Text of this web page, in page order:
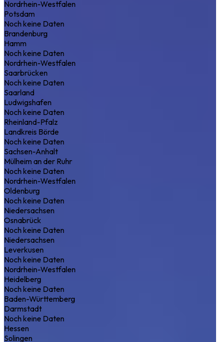
Nordrhein-Westfalen
Potsdam
Noch keine Daten
Brandenburg
Hamm
Noch keine Daten
Nordrhein-Westfalen
Saarbrücken
Noch keine Daten
Saarland
Ludwigshafen
Noch keine Daten
Rheinland-Pfalz
Landkreis Börde
Noch keine Daten
Sachsen-Anhalt
Mülheim an der Ruhr
Noch keine Daten
Nordrhein-Westfalen
Oldenburg
Noch keine Daten
Niedersachsen
Osnabrück
Noch keine Daten
Niedersachsen
Leverkusen
Noch keine Daten
Nordrhein-Westfalen
Heidelberg
Noch keine Daten
Baden-Württemberg
Darmstadt
Noch keine Daten
Hessen
Solingen